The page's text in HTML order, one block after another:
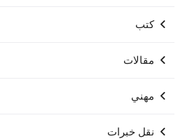
كتب
مقالات
مهني
نقل خبرات